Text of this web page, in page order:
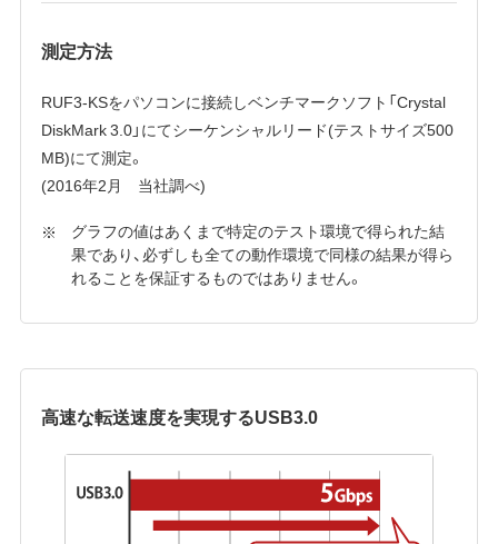
測定方法
RUF3-KSをパソコンに接続しベンチマークソフト「Crystal
DiskMark 3.0」にてシーケンシャルリード(テストサイズ500
MB)にて測定。
(2016年2月 当社調べ)
グラフの値はあくまで特定のテスト環境で得られた結
果であり、必ずしも全ての動作環境で同様の結果が得ら
れることを保証するものではありません。
高速な転送速度を実現するUSB3.0